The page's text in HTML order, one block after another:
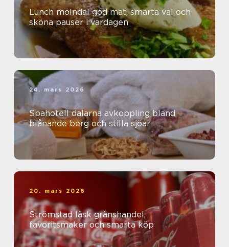
Lunch mölndal god mat, smarta val och
sköna pauser i vardagen
24. mars 2026
Spahotell dalarna avkoppling bland
blånande berg och stilla sjöar
20. mars 2026
Strömstad läsk gränshandel,
favoritsmaker och smarta köp